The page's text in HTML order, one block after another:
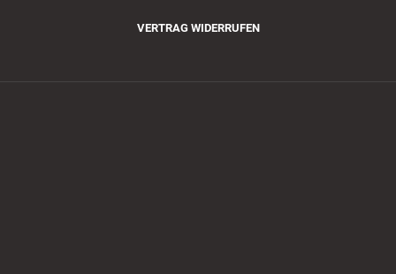
VERTRAG WIDERRUFEN